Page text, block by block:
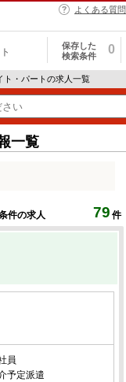
よくある質問
保存した
検索条件
0
ト・パートの求人一覧
一覧
件の求人 79 件
員
予定派遣